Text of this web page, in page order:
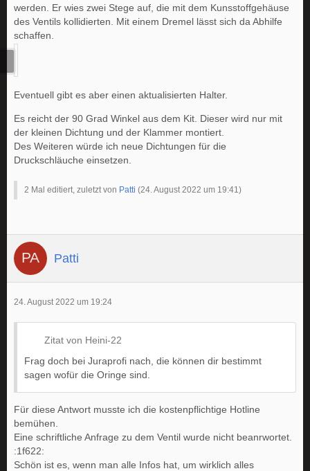
werden. Er wies zwei Stege auf, die mit dem Kunsstoffgehäuse
des Ventils kollidierten. Mit einem Dremel lässt sich da Abhilfe
schaffen.
Eventuell gibt es aber einen aktualisierten Halter.
Es reicht der 90 Grad Winkel aus dem Kit. Dieser wird nur mit
der kleinen Dichtung und der Klammer montiert.
Des Weiteren würde ich neue Dichtungen für die
Druckschläuche einsetzen.
2 Mal editiert, zuletzt von Patti (24. August 2022 um 19:41)
Patti
24. August 2022 um 19:24
Zitat von Heini-22
Frag doch bei Juraprofi nach, die können dir bestimmt
sagen wofür die Oringe sind.
Für diese Antwort musste ich die kostenpflichtige Hotline
bemühen.
Eine schriftliche Anfrage zu dem Ventil wurde nicht beanrwortet.
:1f622:
Schön ist es, wenn man alle Infos hat, um wirklich alles